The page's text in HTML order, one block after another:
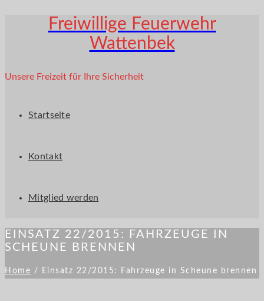
Freiwillige Feuerwehr
Wattenbek
Unsere Freizeit für Ihre Sicherheit
Startseite
Kontakt
Mitglied werden
EINSATZ 22/2015: FAHRZEUGE IN
SCHEUNE BRENNEN
Home / Einsatz 22/2015: Fahrzeuge in Scheune brennen